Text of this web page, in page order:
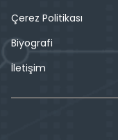
Çerez Politikası
Biyografi
İletişim